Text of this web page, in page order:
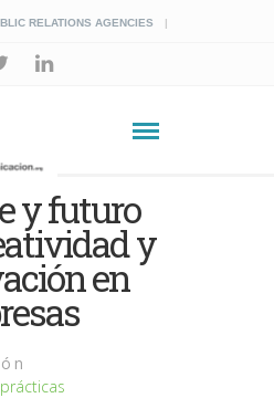
RELATIONS AGENCIES
y futuro
y
en